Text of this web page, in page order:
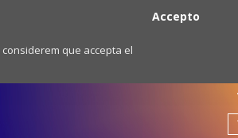
que accepta el
Accepto